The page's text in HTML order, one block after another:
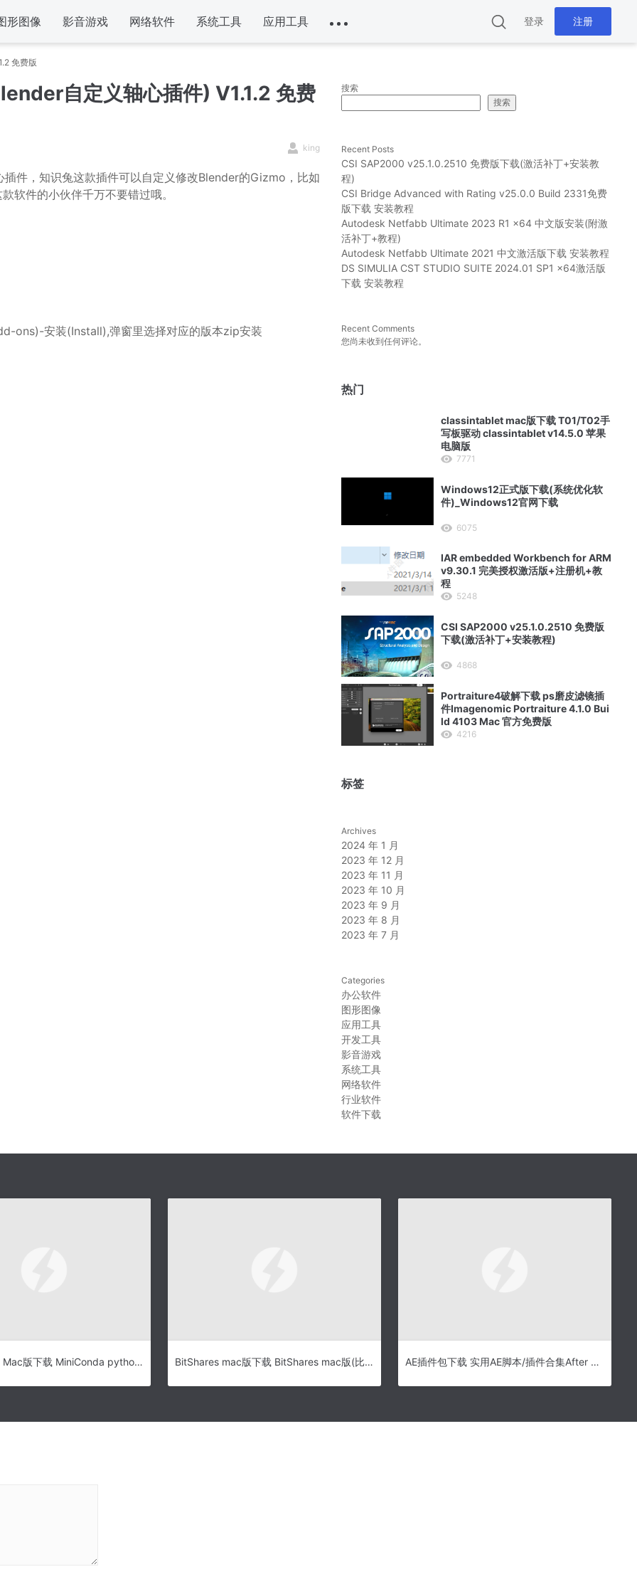
形图像 影音游戏 网络软件 系统工具 应用工具 登录 注册
免费版
自定义轴心插件) V1.1.2 免费
king
件，知识兔这款插件可以自定义修改Blender的Gizmo，比如
软件的小伙伴千万不要错过哦。
安装(Install),弹窗里选择对应的版本zip安装
搜索
搜索
Recent Posts
CSI SAP2000 v25.1.0.2510 免费版下载(激活补丁+安装教
程)
CSI Bridge Advanced with Rating v25.0.0 Build 2331免费
版下载 安装教程
Autodesk Netfabb Ultimate 2023 R1 x64 中文版安装(附激
活补丁+教程)
Autodesk Netfabb Ultimate 2021 中文激活版下载 安装教程
DS SIMULIA CST STUDIO SUITE 2024.01 SP1 x64激活版
下载 安装教程
Recent Comments
您尚未收到任何评论。
热门
classintablet mac版下载 T01/T02手
写板驱动 classintablet v14.5.0 苹果
电脑版
7771
Windows12正式版下载(系统优化软
件)_Windows12官网下载
6075
IAR embedded Workbench for ARM
v9.30.1 完美授权激活版+注册机+教
程
5248
CSI SAP2000 v25.1.0.2510 免费版
下载(激活补丁+安装教程)
4868
Portraiture4破解下载 ps磨皮滤镜插
件Imagenomic Portraiture 4.1.0 Bui
ld 4103 Mac 官方免费版
4216
标签
Archives
2024 年 1 月
2023 年 12 月
2023 年 11 月
2023 年 10 月
2023 年 9 月
2023 年 8 月
2023 年 7 月
Categories
办公软件
图形图像
应用工具
开发工具
影音游戏
系统工具
网络软件
行业软件
软件下载
MiniConda3 Mac版下载 MiniConda python3.6 for Mac v4.3.30.2 苹果电脑官方版 BitShares mac版下载 BitShares mac版(比特股区块链金融平台) v2.0 苹果电脑版 AE插件包下载 实用AE脚本/插件合集After Effects Scripts & Plugins Bundle 2019.6 含使用方法